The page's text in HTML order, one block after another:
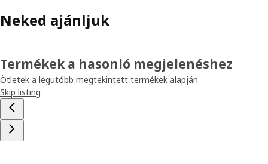
Neked ajánljuk
Termékek a hasonló megjelenéshez
Ötletek a legutóbb megtekintett termékek alapján
Skip listing